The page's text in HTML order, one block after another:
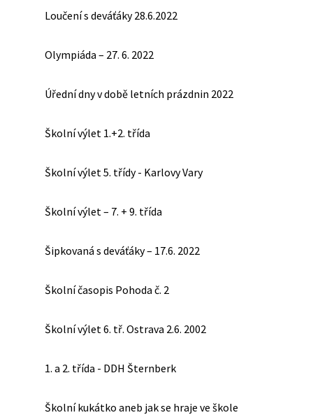
Loučení s deváťáky 28.6.2022
Olympiáda – 27. 6. 2022
Úřední dny v době letních prázdnin 2022
Školní výlet 1.+2. třída
Školní výlet 5. třídy - Karlovy Vary
Školní výlet – 7. + 9. třída
Šipkovaná s deváťáky – 17.6. 2022
Školní časopis Pohoda č. 2
Školní výlet 6. tř. Ostrava 2.6. 2002
1. a 2. třída - DDH Šternberk
Školní kukátko aneb jak se hraje ve škole